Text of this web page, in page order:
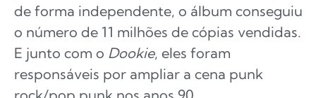
de forma independente, o álbum conseguiu
o número de 11 milhões de cópias vendidas.
E junto com o Dookie, eles foram
responsáveis por ampliar a cena punk